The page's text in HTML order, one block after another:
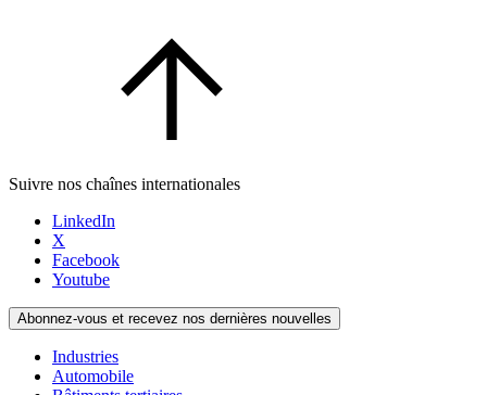
Suivre nos chaînes internationales
LinkedIn
X
Facebook
Youtube
Abonnez-vous et recevez nos dernières nouvelles
Industries
Automobile